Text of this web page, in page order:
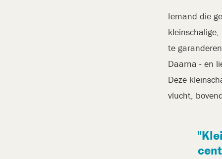
Iemand die
te
Daarna - en
Deze
vlucht,